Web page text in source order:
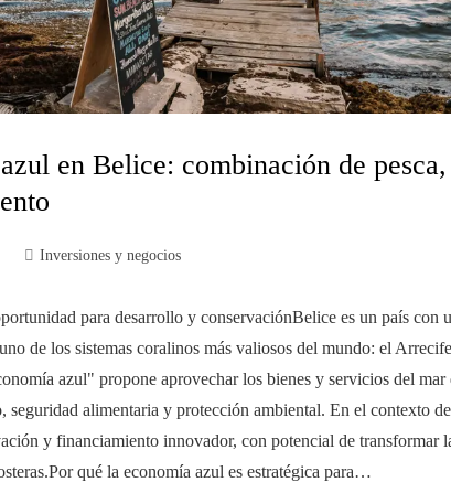
en Belice: combinación de
Inversiones y negocios
para desarrollo y conservaciónBelice es un país con
de los sistemas coralinos más valiosos del mundo: el
azul" propone aprovechar los bienes y servicios del mar
seguridad alimentaria y protección ambiental. En el contexto
y financiamiento innovador, con potencial de transformar
qué la economía azul es estratégica para…